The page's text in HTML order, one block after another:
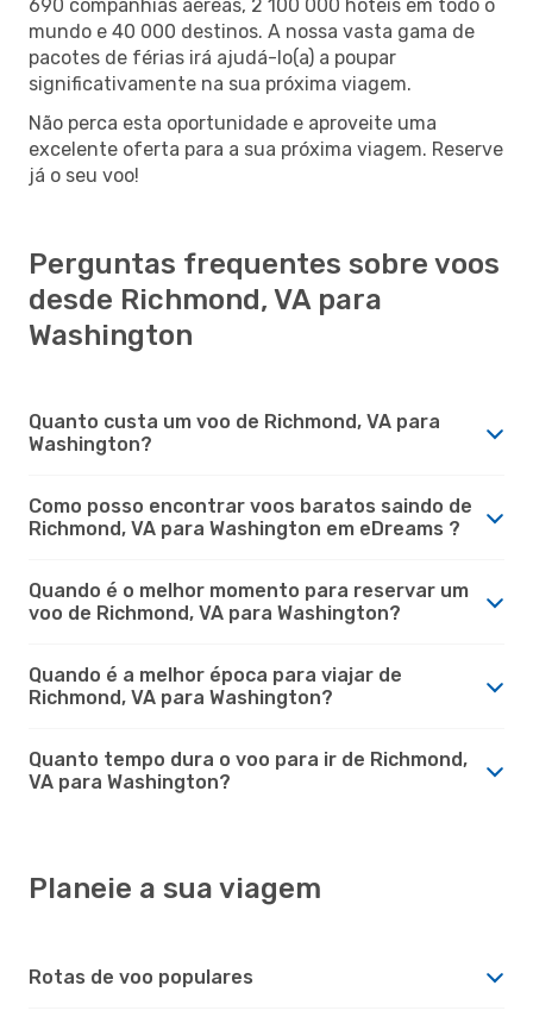
690 companhias aéreas, 2 100 000 hotéis em todo o
mundo e 40 000 destinos. A nossa vasta gama de
pacotes de férias irá ajudá-lo(a) a poupar
significativamente na sua próxima viagem.
Não perca esta oportunidade e aproveite uma
excelente oferta para a sua próxima viagem. Reserve
já o seu voo!
Perguntas frequentes sobre voos
desde Richmond, VA para
Washington
Quanto custa um voo de Richmond, VA para
Washington?
Como posso encontrar voos baratos saindo de
Richmond, VA para Washington em eDreams ?
Quando é o melhor momento para reservar um
voo de Richmond, VA para Washington?
Quando é a melhor época para viajar de
Richmond, VA para Washington?
Quanto tempo dura o voo para ir de Richmond,
VA para Washington?
Planeie a sua viagem
Rotas de voo populares